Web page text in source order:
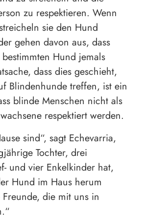
zu respektieren. Wenn
sie den Hund
gehen davon aus, dass
Hund jemals
dass dies geschieht,
Blindenhunde treffen, ist ein
blinde Menschen nicht als
respektiert werden.
sind“, sagt Echevarria,
Tochter, drei
und vier Enkelkinder hat,
Hund im Haus herum
die mit uns in